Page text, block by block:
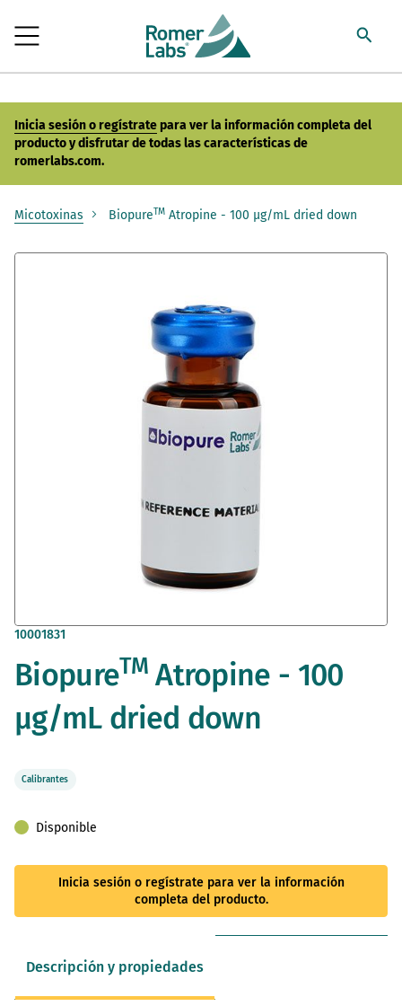
Inicia sesión o regístratepara ver la información completa del
producto y disfrutar de todas las características de
romerlabs.com.
Micotoxinas BiopureTM Atropine - 100 µg/mL dried down
Saltar
Saltar
comienzo
de
galería
de
10001831
BiopureTMAtropine - 100
µg/mL dried down
Calibrantes
Disponible
Inicia sesión o regístrate para ver la información
completa del producto.
Descripción y propiedades